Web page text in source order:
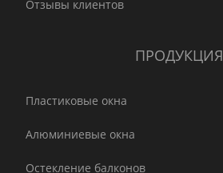
Отзывы клиентов
ПРОДУКЦИЯ
Пластиковые окна
Алюминиевые окна
Остекление балконов